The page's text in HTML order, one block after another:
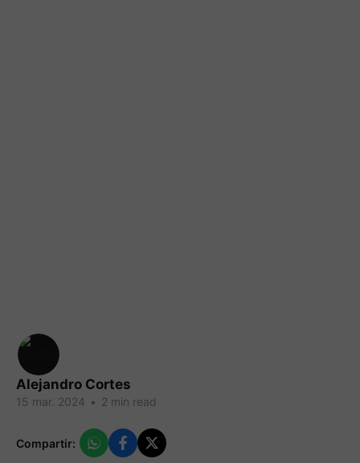
Alejandro Cortes
15 mar. 2024 • 2 min read
Compartir: